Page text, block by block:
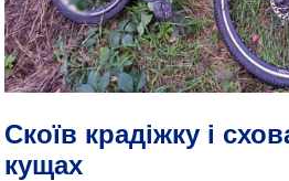
Скоїв крадіжку і
кущах